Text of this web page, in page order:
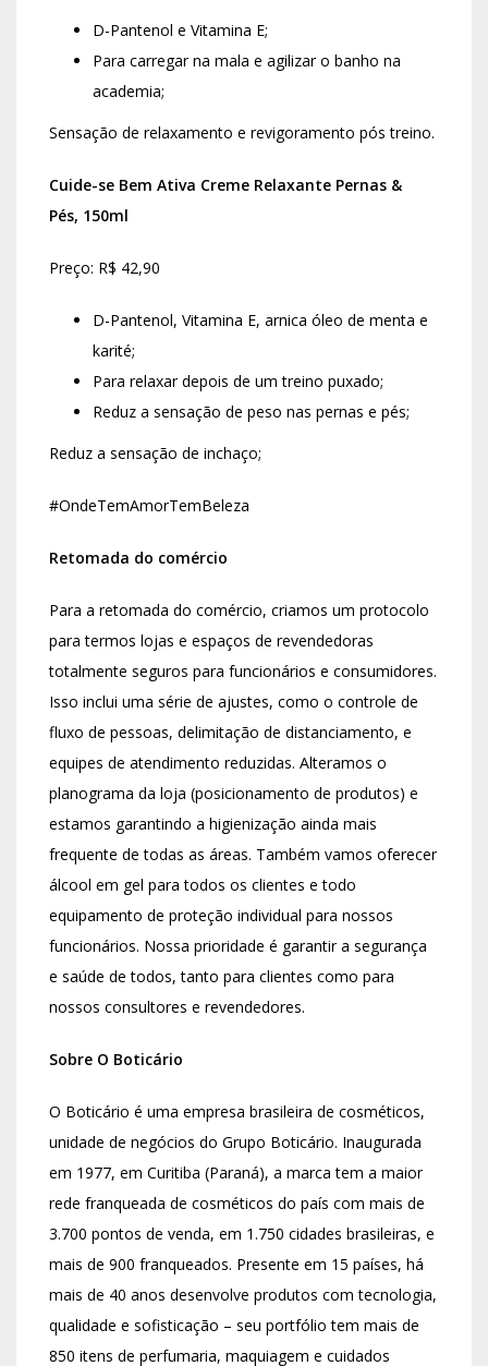
D-Pantenol e Vitamina E;
Para carregar na mala e agilizar o banho na
academia;
Sensação de relaxamento e revigoramento pós treino.
Cuide-se Bem Ativa Creme Relaxante Pernas &
Pés, 150ml
Preço: R$ 42,90
D-Pantenol, Vitamina E, arnica óleo de menta e
karité;
Para relaxar depois de um treino puxado;
Reduz a sensação de peso nas pernas e pés;
Reduz a sensação de inchaço;
#OndeTemAmorTemBeleza
Retomada do comércio
Para a retomada do comércio, criamos um protocolo
para termos lojas e espaços de revendedoras
totalmente seguros para funcionários e consumidores.
Isso inclui uma série de ajustes, como o controle de
fluxo de pessoas, delimitação de distanciamento, e
equipes de atendimento reduzidas. Alteramos o
planograma da loja (posicionamento de produtos) e
estamos garantindo a higienização ainda mais
frequente de todas as áreas. Também vamos oferecer
álcool em gel para todos os clientes e todo
equipamento de proteção individual para nossos
funcionários. Nossa prioridade é garantir a segurança
e saúde de todos, tanto para clientes como para
nossos consultores e revendedores.
Sobre O Boticário
O Boticário é uma empresa brasileira de cosméticos,
unidade de negócios do Grupo Boticário. Inaugurada
em 1977, em Curitiba (Paraná), a marca tem a maior
rede franqueada de cosméticos do país com mais de
3.700 pontos de venda, em 1.750 cidades brasileiras, e
mais de 900 franqueados. Presente em 15 países, há
mais de 40 anos desenvolve produtos com tecnologia,
qualidade e sofisticação – seu portfólio tem mais de
850 itens de perfumaria, maquiagem e cuidados